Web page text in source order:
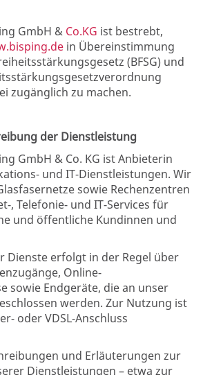
GmbH & Co.KG ist bestrebt,
in Übereinstimmung
(BFSG) und
zugänglich zu machen.
der Dienstleistung
GmbH & Co. KG ist Anbieterin
und IT-Dienstleistungen. Wir
sowie Rechenzentren
, Telefonie- und IT-Services für
und öffentliche Kundinnen und
Dienste erfolgt in der Regel über
Online-
sowie Endgeräte, die an unser
werden. Zur Nutzung ist
oder VDSL-Anschluss
und Erläuterungen zur
Dienstleistungen – etwa zur